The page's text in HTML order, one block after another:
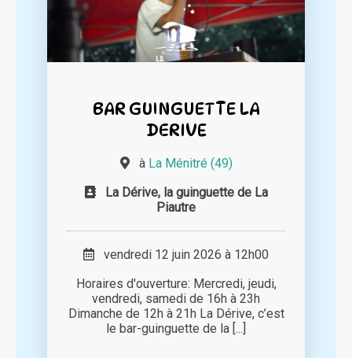
BAR GUINGUETTE LA
DERIVE
à La Ménitré (49)
La Dérive, la guinguette de La
Piautre
vendredi 12 juin 2026 à 12h00
Horaires d'ouverture: Mercredi, jeudi,
vendredi, samedi de 16h à 23h
Dimanche de 12h à 21h La Dérive, c’est
le bar-guinguette de la [...]